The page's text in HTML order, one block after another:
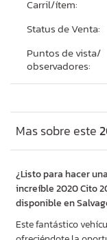
Carril/ítem:
Status de Venta:
Puntos de vista/
observadores:
Mas sobre este
¿Listo para hacer
increíble 2020 Cito
disponible en
Este fantástico